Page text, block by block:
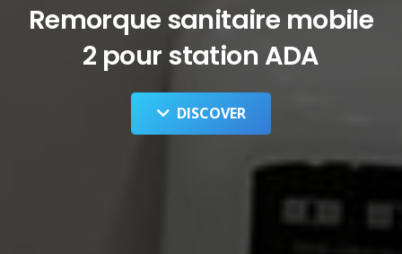
Remorque sanitaire mobile
2 pour station ADA
DISCOVER